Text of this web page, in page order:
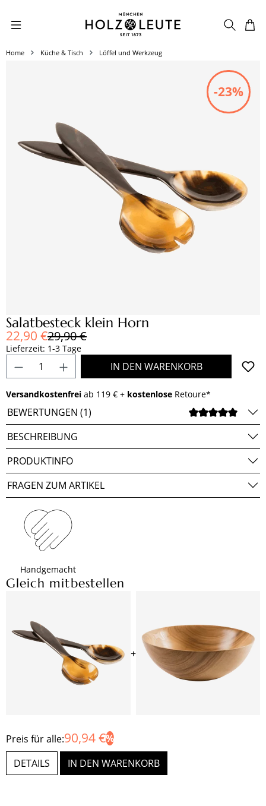
Zum Hauptinhalt springen
Home Küche & Tisch Löffel und Werkzeug
Salatbesteck klein Horn
Verkaufspreis:Regulärer Preis:
29,90 €
22,90 €
Lieferzeit: 1-3 Tage
Produkt Anzahl: Gib den gewünschten
IN DEN WARENKORB
Versandkostenfrei ab 119 € + kostenlose Retoure*
BEWERTUNGEN (1)
BESCHREIBUNG
PRODUKTINFO
FRAGEN ZUM ARTIKEL
Handgemacht
Gleich mitbestellen
+
Preis für alle:90,94 €
DETAILS IN DEN WARENKORB
-23%